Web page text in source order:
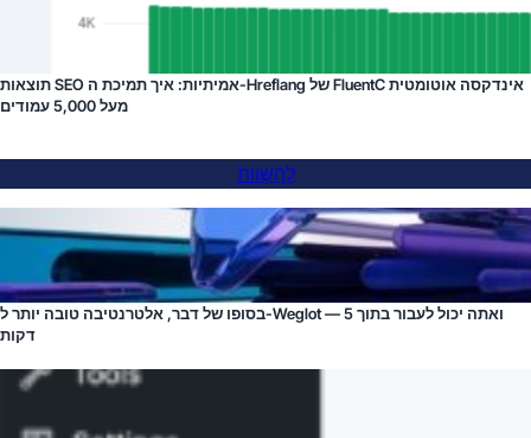
תוצאות SEO אמיתיות: איך תמיכת ה-Hreflang של FluentC אינדקסה אוטומטית
מעל 5,000 עמודים
לְהַשְׁווֹת
בסופו של דבר, אלטרנטיבה טובה יותר ל-Weglot — ואתה יכול לעבור בתוך 5
דקות